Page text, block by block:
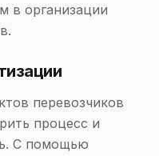
в организации
перевозчиков
процесс и
С помощью